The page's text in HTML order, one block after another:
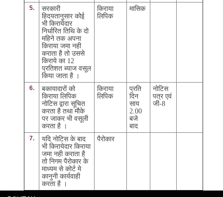
5.
सरकारी
हिदयतानुसार कोई
भी किरायेदार
निर्धारित तिथि के दो
महिने तक अपना
किराया जमा नही
कराता है तो उससे
किराये का 12
प्रतिशत ब्याज वसूल
किया जाता है ।
किराया
लिपिक
मासिक
6.
बकायादारों को
किराया लिपिक
नोटिस द्वारा सूचित
करता है तथा मौके
पर जाकर भी वसूली
करता है ।
किराया
लिपिक
प्रति
दिन
साय
2.00
बजे
बाद
नोटिस
पत्र एवं
जी-8
7.
यदि नोटिस के बाद
भी किरायेदार किराया
जमा नही कराता है
तो निगम पैरोकार के
माध्यम से कोर्ट मे
कानुनी कार्यवाही
करता है ।
पैरोकार